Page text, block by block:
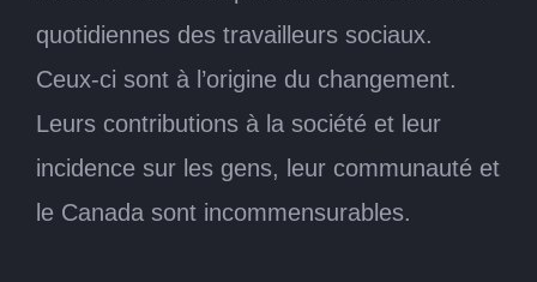
quotidiennes des travailleurs sociaux.
Ceux-ci sont à l’origine du changement.
Leurs contributions à la société et leur
incidence sur les gens, leur communauté et
le Canada sont incommensurables.